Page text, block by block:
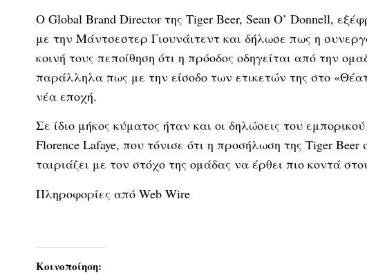
Ο Global Brand Director της Tiger Beer, Sean O’ Donnell,
με την Μάντσεστερ Γιουνάιτεντ και δήλωσε πως η
κοινή τους πεποίθηση ότι η πρόοδος οδηγείται από την
παράλληλα πως με την είσοδο των ετικετών της στο
νέα εποχή.
Σε ίδιο μήκος κύματος ήταν και οι δηλώσεις του
Florence Lafaye, που τόνισε ότι η προσήλωση της Tiger
ταιριάζει με τον στόχο της ομάδας να έρθει πιο κοντά
Πληροφορίες από Web Wire
Κοινοποίηση: